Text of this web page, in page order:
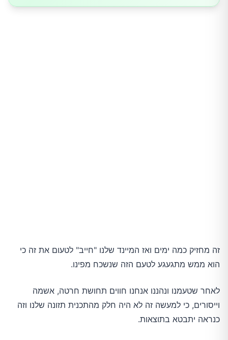
זה מחזיק כמה ימים ואז המיינד שלנו "חייב" לטעום את זה כי
הוא ממש מתגעגע לטעם הזה שנשכח מפינו.
לאחר שטעמנו ונהננו אנחנו חווים תחושת חרטה, אשמה
וייסורים, כי למעשה זה לא היה חלק מהתכנית תזונה שלנו וזה
כנראה יתבטא בתוצאות.